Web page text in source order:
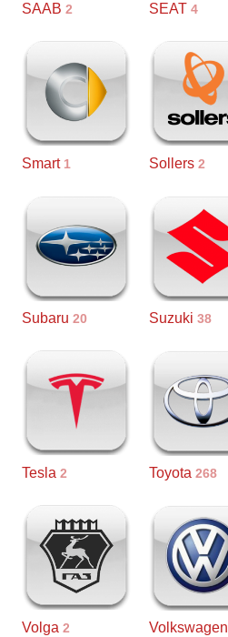
SAAB 2 SEAT 4
Smart 1 Sollers 2
Subaru 20 Suzuki 38
Tesla 2 Toyota 268
Volga 2 Volkswagen